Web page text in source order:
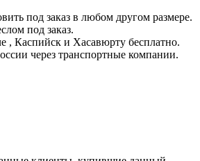
под заказ в любом другом размере.
под заказ.
, Каспийск и Хасавюрту бесплатно.
через транспортные компании.